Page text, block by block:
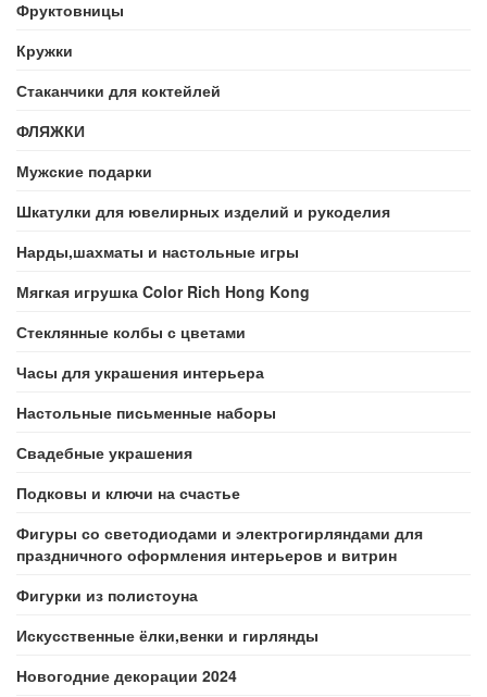
Фруктовницы
Кружки
Стаканчики для коктейлей
ФЛЯЖКИ
Мужские подарки
Шкатулки для ювелирных изделий и рукоделия
Нарды,шахматы и настольные игры
Мягкая игрушка Color Rich Hong Kong
Стеклянные колбы с цветами
Часы для украшения интерьера
Настольные письменные наборы
Свадебные украшения
Подковы и ключи на счастье
Фигуры со светодиодами и электрогирляндами для
праздничного оформления интерьеров и витрин
Фигурки из полистоуна
Искусственные ёлки,венки и гирлянды
Новогодние декорации 2024